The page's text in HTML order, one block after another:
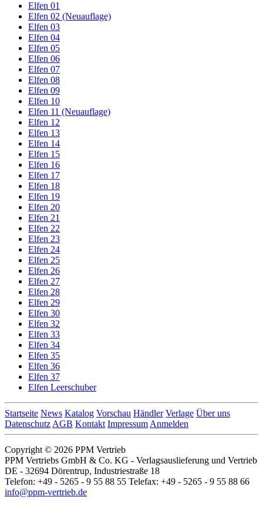
Elfen 01
Elfen 02 (Neuauflage)
Elfen 03
Elfen 04
Elfen 05
Elfen 06
Elfen 07
Elfen 08
Elfen 09
Elfen 10
Elfen 11 (Neuauflage)
Elfen 12
Elfen 13
Elfen 14
Elfen 15
Elfen 16
Elfen 17
Elfen 18
Elfen 19
Elfen 20
Elfen 21
Elfen 22
Elfen 23
Elfen 24
Elfen 25
Elfen 26
Elfen 27
Elfen 28
Elfen 29
Elfen 30
Elfen 32
Elfen 33
Elfen 34
Elfen 35
Elfen 36
Elfen 37
Elfen Leerschuber
Startseite News Katalog Vorschau Händler Verlage Über uns
Datenschutz AGB Kontakt Impressum Anmelden
Copyright © 2026 PPM Vertrieb
PPM Vertriebs GmbH & Co. KG - Verlagsauslieferung und Vertrieb
DE - 32694 Dörentrup, Industriestraße 18
Telefon: +49 - 5265 - 9 55 88 55 Telefax: +49 - 5265 - 9 55 88 66
info@ppm-vertrieb.de